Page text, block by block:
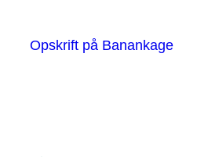
Opskrift på Banankage